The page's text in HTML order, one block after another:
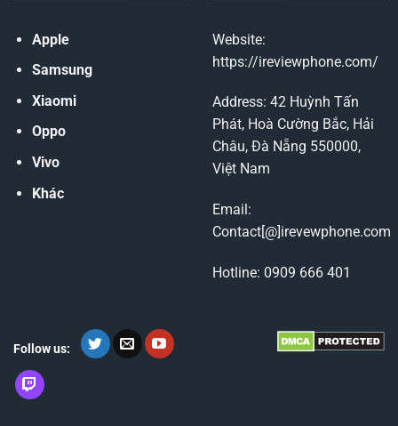
Apple
Samsung
Xiaomi
Oppo
Vivo
Khác
Website:
https://ireviewphone.com/
Address: 42 Huỳnh Tấn
Phát, Hoà Cường Bắc, Hải
Châu, Đà Nẵng 550000,
Việt Nam
Email:
Contact[@]irevewphone.com
Hotline: 0909 666 401
Follow us: